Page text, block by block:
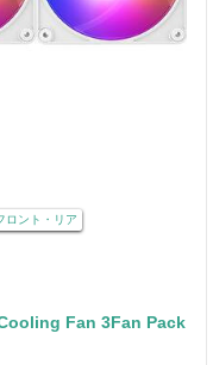
ロント・リア
Fan 3Fan Pack